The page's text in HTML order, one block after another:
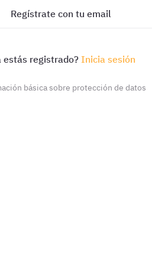
Regístrate con tu email
estás registrado? Inicia sesión
básica sobre protección de datos